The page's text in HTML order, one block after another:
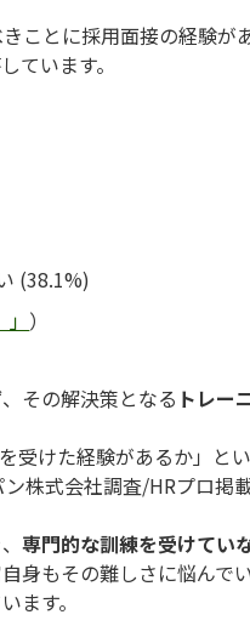
ことに採用面接の経験が
ています。
(38.1%)
）
その解決策となる トレー
受けた経験があるか」と
株式会社調査/HRプロ掲
専門的な訓練を受けてい
身もその難しさに悩んでい
ます。